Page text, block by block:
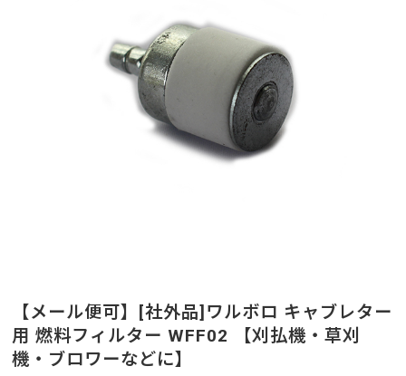
【メール便可】[社外品]ワルボロ キャブレター
用 燃料フィルター WFF02 【刈払機・草刈
機・ブロワーなどに】